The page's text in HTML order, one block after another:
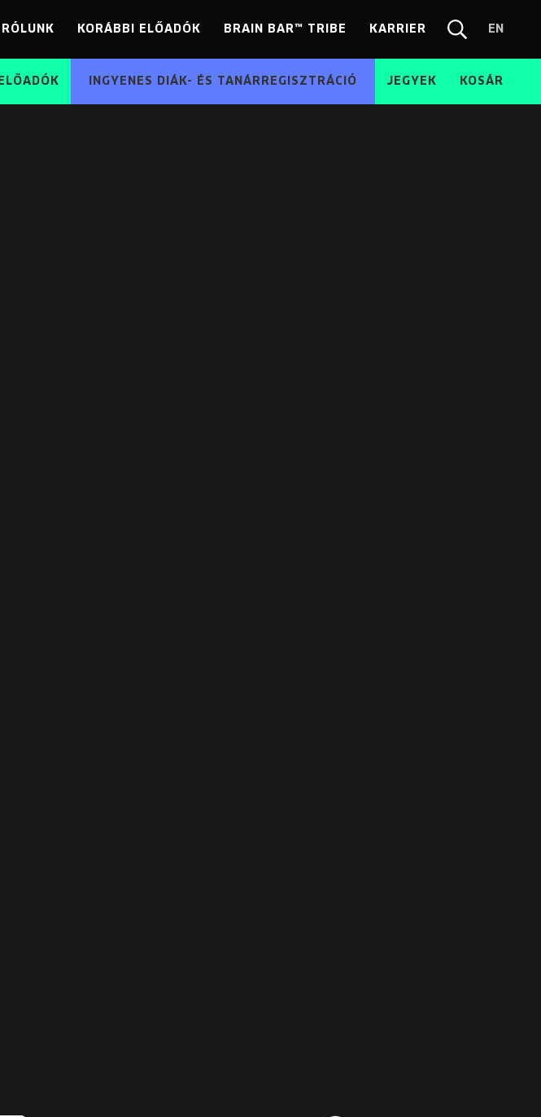
RÓLUNK KORÁBBI ELŐADÓK BRAIN BAR™ TRIBE KARRIER EN
EN
ELŐADÓK INGYENES DIÁK- ÉS TANÁRREGISZTRÁCIÓ JEGYEK KOSÁR